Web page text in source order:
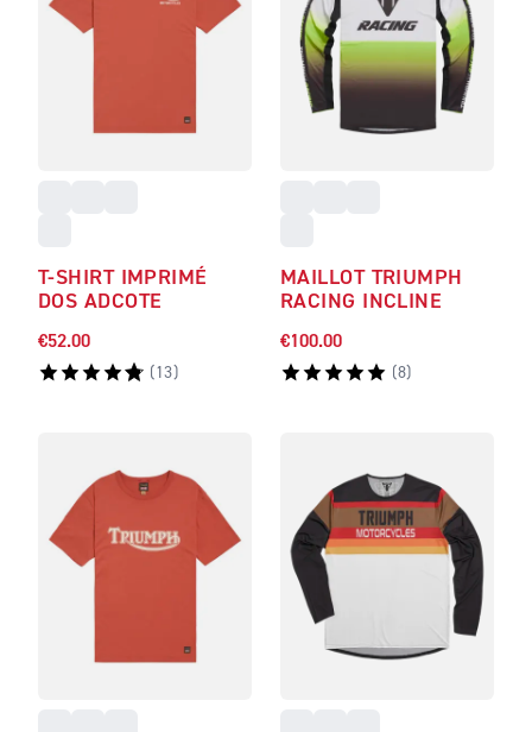
T-SHIRT IMPRIMÉ
DOS ADCOTE
€52.00
( 13)
MAILLOT TRIUMPH
RACING INCLINE
€100.00
(8)